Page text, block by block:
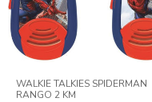
WALKIE TALKIES SPIDERMAN
RANGO 2 KM